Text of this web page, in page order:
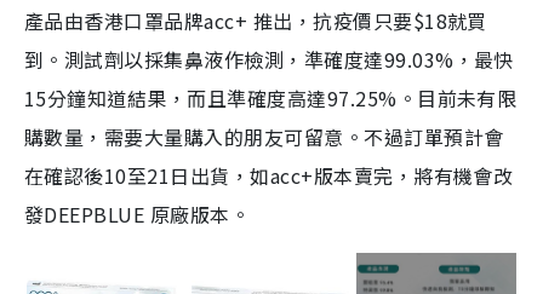
產品由香港口罩品牌acc+ 推出，抗疫價只要$18就買
到。測試劑以採集鼻液作檢測，準確度達99.03%，最快
15分鐘知道結果，而且準確度高達97.25%。目前未有限
購數量，需要大量購入的朋友可留意。不過訂單預計會
在確認後10至21日出貨，如acc+版本賣完，將有機會改
發DEEPBLUE 原廠版本。